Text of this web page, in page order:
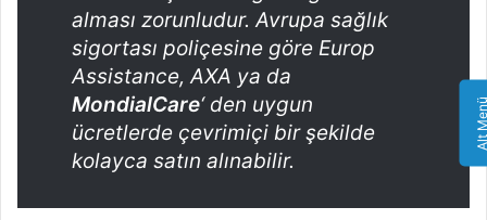
alması zorunludur. Avrupa sağlık
sigortası poliçesine göre Europ
Assistance, AXA ya da
MondialCare‘ den uygun
ücretlerde çevrimiçi bir şekilde
kolayca satın alınabilir.
Alt